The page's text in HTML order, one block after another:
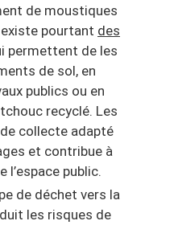
de moustiques
pourtant des
permettent de les
de sol, en
publics ou en
recyclé. Les
collecte adapté
et contribue à
l’espace public.
de déchet vers la
les risques de